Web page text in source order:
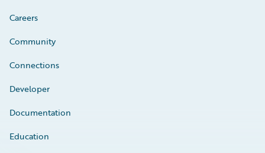
Careers
Community
Connections
Developer
Documentation
Education